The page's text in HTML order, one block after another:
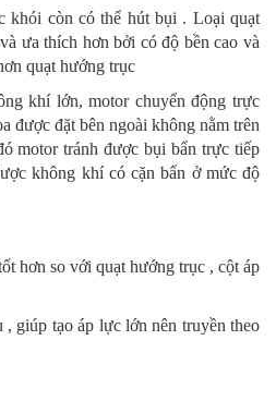
khói còn có thể hút bụi . Loại quạt
ưa thích hơn bởi có độ bền cao và
quạt hướng trục
khí lớn, motor chuyển động trực
được đặt bên ngoài không nằm trên
motor tránh được bụi bẩn trực tiếp
không khí có cặn bẩn ở mức độ
hơn so với quạt hướng trục , cột áp
giúp tạo áp lực lớn nên truyền theo